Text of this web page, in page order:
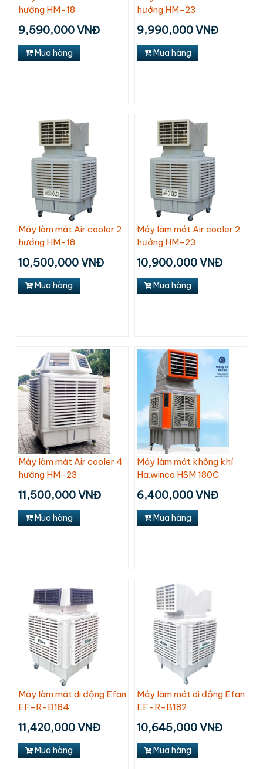
hướng HM-18
9,590,000 VNĐ
Mua hàng
hướng HM-23
9,990,000 VNĐ
Mua hàng
Máy làm mát Air cooler 2
hướng HM-18
10,500,000 VNĐ
Mua hàng
Máy làm mát Air cooler 2
hướng HM-23
10,900,000 VNĐ
Mua hàng
Máy làm mát Air cooler 4
hướng HM-23
11,500,000 VNĐ
Mua hàng
Máy làm mát không khí
Ha.winco HSM 180C
6,400,000 VNĐ
Mua hàng
Máy làm mát di động Efan
EF-R-B184
11,420,000 VNĐ
Mua hàng
Máy làm mát di động Efan
EF-R-B182
10,645,000 VNĐ
Mua hàng